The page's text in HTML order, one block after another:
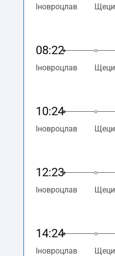
Іновроцлав
08:22
Іновроцлав
10:24
Іновроцлав
12:23
Іновроцлав
14:24
Іновроцлав